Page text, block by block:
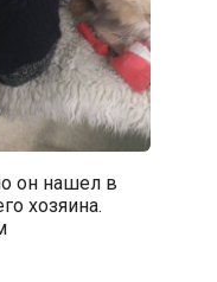
он нашел в
хозяина.